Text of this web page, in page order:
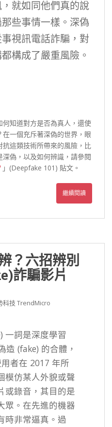
就如同他們真的說
些事情一樣。深偽
視訊電話詐騙，對
構成了嚴重風險。
知道對方是否為真人，還使
一個充斥著深偽的世界，眼
這類技術所帶來的風險，比
偽，以及如何辨識，請參閱
」(Deepfake 101) 貼文。
繼續閱讀
？六招辨別
詐騙影片
科技 TrendMicro
一詞是深度學習
(fake) 的合體，
者在 2017 年所
模仿某人外貌或聲
或錄音，其目的是
眾。在先進的機器
時非常逼真。過